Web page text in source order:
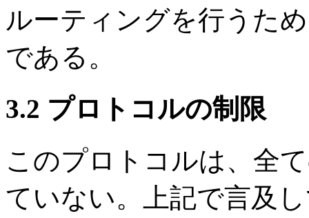
ルーティングを行うた
である。
3.2 プロトコルの制限
このプロトコルは、全
ていない。上記で言及